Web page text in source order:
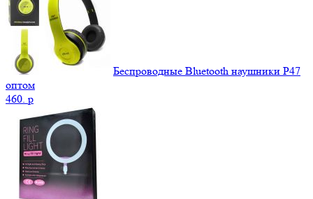
Беспроводные Bluetooth наушники P47
оптом
460. p